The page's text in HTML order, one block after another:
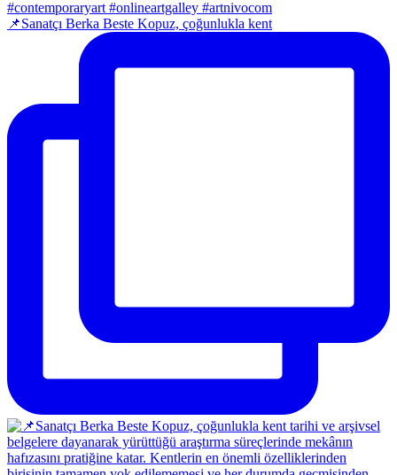
📌Sanatçı Berka Beste Kopuz, çoğunlukla kent